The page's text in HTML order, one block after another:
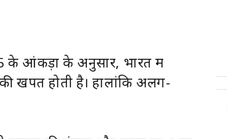
के आंकड़ों के अनुसार, भारत में
खपत होती है। हालांकि अलग-